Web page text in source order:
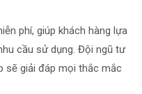
phí, giúp khách hàng lựa
cầu sử dụng. Đội ngũ tư
sẽ giải đáp mọi thắc mắc